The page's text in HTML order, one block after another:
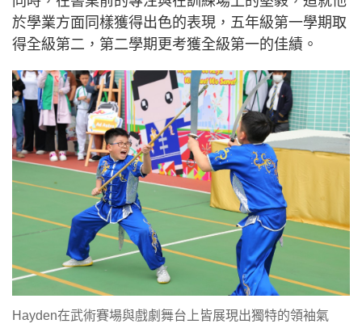
於學業方面同樣獲得出色的表現，五年級第一學期取
得全級第二，第二學期更考獲全級第一的佳績。
Hayden在武術賽場與戲劇舞台上皆展現出獨特的領袖氣